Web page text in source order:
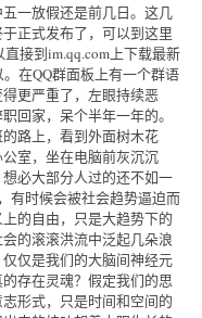
一放假还是前几日。这几
正式发布了，可以到这里
接到im.qq.com上下载最新
在QQ群面板上有一个群语
更严重了，左眼持续恶
回家，呆个半年一年的。
路上，看到外面树木花
室，坐在电脑前灰沉沉
必大部分人过的还不如一
有时候会被社会趋势逼迫而
的自由，只是大趋势下的
的滚滚洪流中泛起几朵浪
仅是我们的大脑间神经元
存在灵魂？假定我们的思
形式，只是时间和空间的